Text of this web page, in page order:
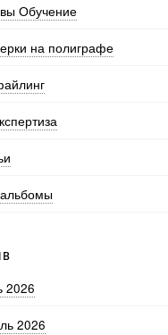
Обучение
на полиграфе
2026
2026